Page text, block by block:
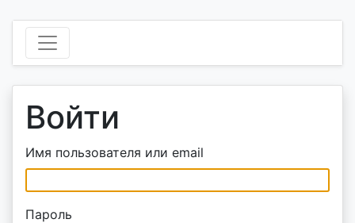
Войти
Имя пользователя или email
Пароль